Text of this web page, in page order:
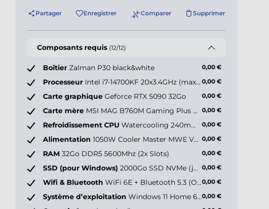
Partager Enregistrer Comparer Supprimer
Composants requis (12/12)
Boîtier Zalman P30 black&white 0,00 €
Processeur Intel i7-14700KF 20x3.4GHz (max 5.6GHz) 0,00 €
Carte graphique Geforce RTX 5090 32Go 0,00 €
Carte mère MSI MAG B760M Gaming Plus WiFi 0,00 €
Refroidissement CPU Watercooling 240mm - Deepcool LE240 V2 ARGB 0,00 €
Alimentation 1050W Cooler Master MWE V2 Modular (80+ Gold) 0,00 €
RAM 32Go DDR5 5600Mhz (2x Slots) 0,00 €
SSD (pour Windows) 2000Go SSD NVMe (jusqu’à 5000Mo/s) 0,00 €
Wifi & Bluetooth WiFi 6E + Bluetooth 5.3 (Onboard)0,00 €
Système d’exploitation Windows 11 Home 64 bits FR0,00 €